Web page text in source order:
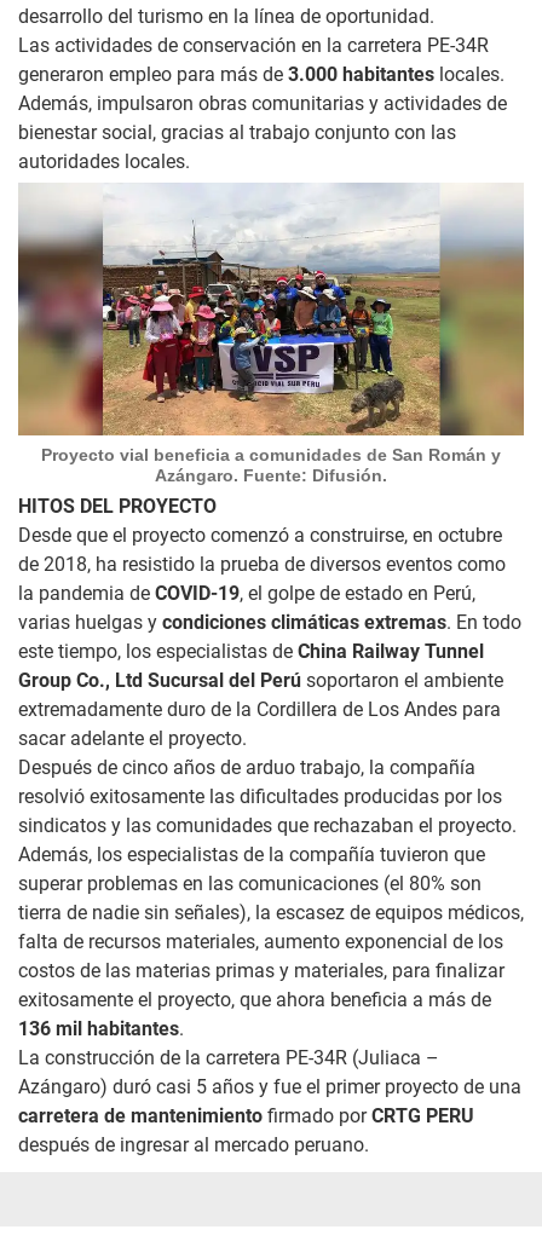
desarrollo del turismo en la línea de oportunidad.
Las actividades de conservación en la carretera PE-34R
generaron empleo para más de 3.000 habitantes locales.
Además, impulsaron obras comunitarias y actividades de
bienestar social, gracias al trabajo conjunto con las
autoridades locales.
Proyecto vial beneficia a comunidades de San Román y
Azángaro. Fuente: Difusión.
HITOS DEL PROYECTO
Desde que el proyecto comenzó a construirse, en octubre
de 2018, ha resistido la prueba de diversos eventos como
la pandemia de COVID-19, el golpe de estado en Perú,
varias huelgas y condiciones climáticas extremas. En todo
este tiempo, los especialistas de China Railway Tunnel
Group Co., Ltd Sucursal del Perú soportaron el ambiente
extremadamente duro de la Cordillera de Los Andes para
sacar adelante el proyecto.
Después de cinco años de arduo trabajo, la compañía
resolvió exitosamente las dificultades producidas por los
sindicatos y las comunidades que rechazaban el proyecto.
Además, los especialistas de la compañía tuvieron que
superar problemas en las comunicaciones (el 80% son
tierra de nadie sin señales), la escasez de equipos médicos,
falta de recursos materiales, aumento exponencial de los
costos de las materias primas y materiales, para finalizar
exitosamente el proyecto, que ahora beneficia a más de
136 mil habitantes.
La construcción de la carretera PE-34R (Juliaca –
Azángaro) duró casi 5 años y fue el primer proyecto de una
carretera de mantenimiento firmado porCRTG PERU
después de ingresar al mercado peruano.